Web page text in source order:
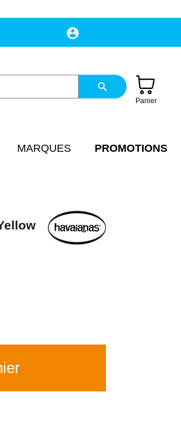
account_circle
search
Panier
MARQUES PROMOTIONS